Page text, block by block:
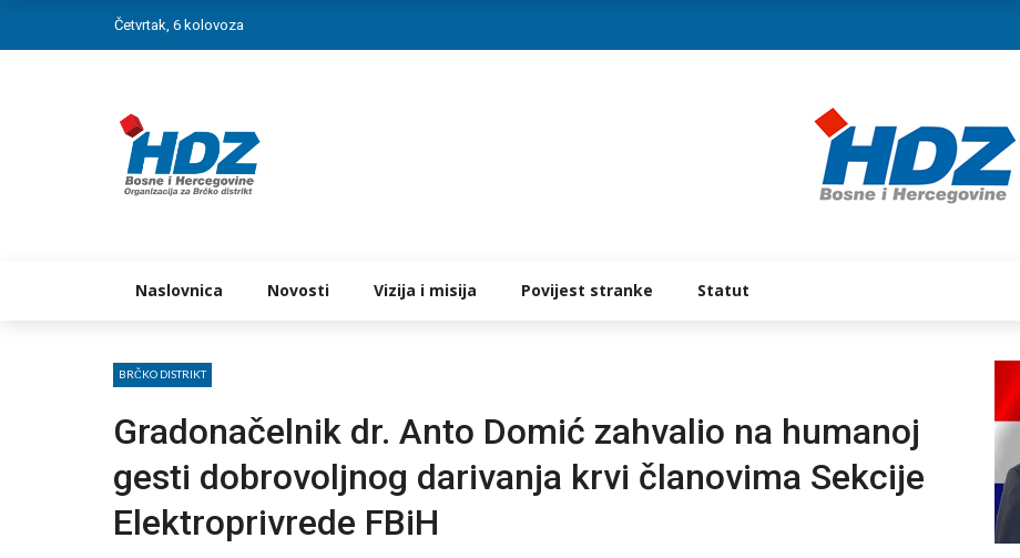
Četvrtak, 6 kolovoza
Naslovnica Novosti Vizija i misija Povijest stranke Statut
BRČKO DISTRIKT
Gradonačelnik dr. Anto Domić zahvalio na humanoj
gesti dobrovoljnog darivanja krvi članovima Sekcije
Elektroprivrede FBiH